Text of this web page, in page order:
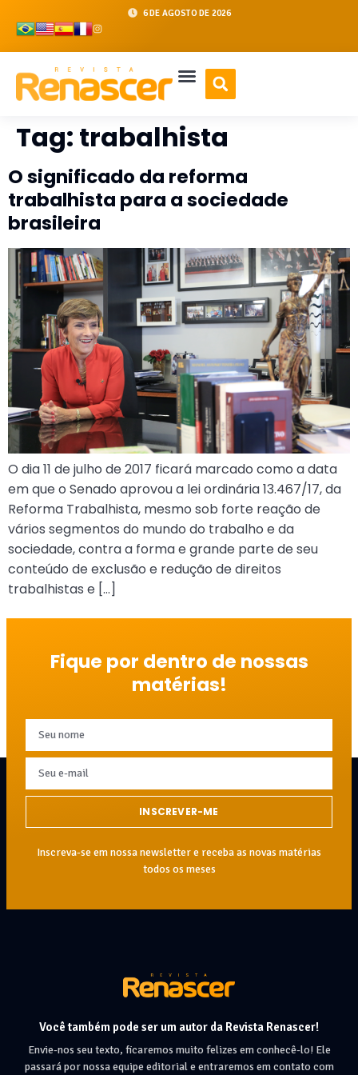
6 DE AGOSTO DE 2026
Tag: trabalhista
O significado da reforma
trabalhista para a sociedade
brasileira
O dia 11 de julho de 2017 ficará marcado como a data
em que o Senado aprovou a lei ordinária 13.467/17, da
Reforma Trabalhista, mesmo sob forte reação de
vários segmentos do mundo do trabalho e da
sociedade, contra a forma e grande parte de seu
conteúdo de exclusão e redução de direitos
trabalhistas e […]
Fique por dentro de nossas
matérias!
INSCREVER-ME
Inscreva-se em nossa newsletter e receba as novas matérias
todos os meses
Você também pode ser um autor da Revista Renascer!
Envie-nos seu texto, ficaremos muito felizes em conhecê-lo! Ele
passará por nossa equipe editorial e entraremos em contato com